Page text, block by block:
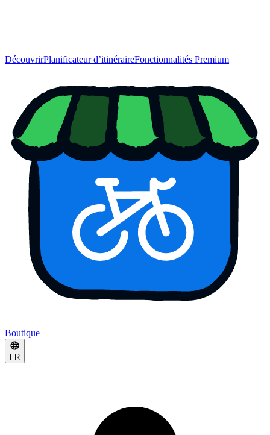
DécouvrirPlanificateur d’itinéraireFonctionnalités Premium
Boutique
FR